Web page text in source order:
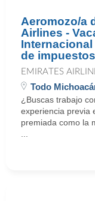
Aeromozo/a
Airlines -
de impuestos
EMIRATES
Todo
¿Buscas trabajo
experiencia previa
premiada como la